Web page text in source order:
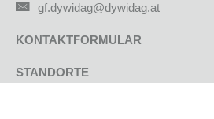
gf.dywidag@dywidag.at
KONTAKTFORMULAR
STANDORTE